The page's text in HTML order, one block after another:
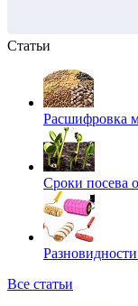
Статьи
Расшифровка
Сроки посева
Все статьи